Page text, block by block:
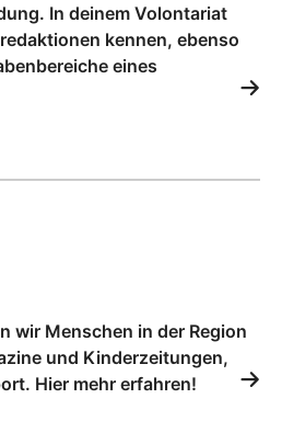
In deinem Volontariat
kennen, ebenso
eines
wir Menschen in der Region
und Kinderzeitungen,
Hier mehr erfahren!